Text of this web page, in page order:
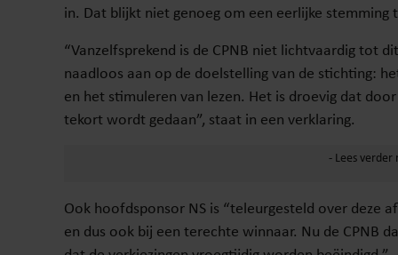
in. Dat blijkt niet genoeg om een eerlijke stemming
“Vanzelfsprekend is de CPNB niet lichtvaardig tot
naadloos aan op de doelstelling van de stichting:
en het stimuleren van lezen. Het is droevig dat
tekort wordt gedaan”, staat in een verklaring.
Ook hoofdsponsor NS is “teleurgesteld over deze
en dus ook bij een terechte winnaar. Nu de CPNB